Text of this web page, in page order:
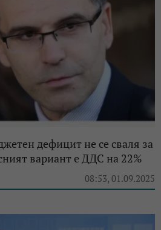
дефицит не се сваля за
вариант е ДДС на 22%
08:53, 01.09.2025